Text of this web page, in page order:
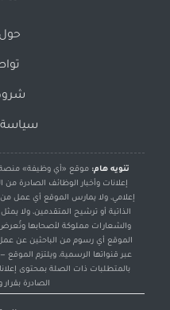
تنويه هام: موقع «أي وظيفة» منصة
إعلانات وأخبار الوظائف الصادرة
إعلامي، ولا يمارس الموقع أي عمل
الذاتية أو ترشيح المتقدمين، ولا
والشعارات مملوكة لأصحابها
الموقع أي رسوم من الباحثين عن
عبر قنواتها الرسمية، ويلتزم
بالمتطلبات ذات الصلة بمحتوى
الصادرة بقرار